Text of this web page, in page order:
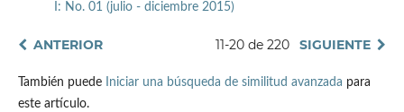
I: No. 01 (julio - diciembre 2015)
ANTERIOR 11-20 de 220 SIGUIENTE
También puede Iniciar una búsqueda de similitud avanzada para
este artículo.